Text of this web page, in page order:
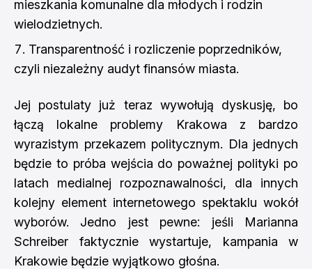
mieszkania komunalne dla młodych i rodzin
wielodzietnych.
Transparentność i rozliczenie poprzedników,
czyli niezależny audyt finansów miasta.
Jej postulaty już teraz wywołują dyskusję, bo
łączą lokalne problemy Krakowa z bardzo
wyrazistym przekazem politycznym. Dla jednych
będzie to próba wejścia do poważnej polityki po
latach medialnej rozpoznawalności, dla innych
kolejny element internetowego spektaklu wokół
wyborów. Jedno jest pewne: jeśli Marianna
Schreiber faktycznie wystartuje, kampania w
Krakowie będzie wyjątkowo głośna.